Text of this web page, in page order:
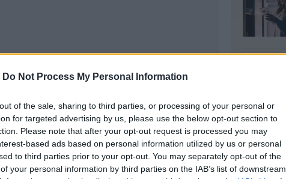
Do Not Process My Personal Information
of the sale, sharing to third parties, or processing of your personal or
for targeted advertising by us, please use the below opt-out section to
Please note that after your opt-out request is processed you may
based ads based on personal information utilized by us or personal
to third parties prior to your opt-out. You may separately opt-out of the
your personal information by third parties on the IAB’s list of downstream